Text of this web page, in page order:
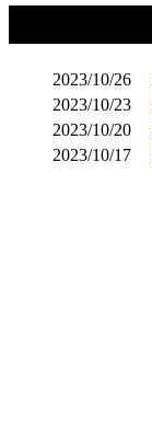
2023/10/26
2023/10/23
2023/10/20
2023/10/17